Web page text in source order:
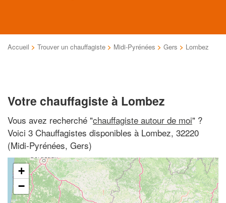
Accueil > Trouver un chauffagiste > Midi-Pyrénées > Gers > Lombez
Votre chauffagiste à Lombez
Vous avez recherché "chauffagiste autour de moi" ?
Voici 3 Chauffagistes disponibles à Lombez, 32220
(Midi-Pyrénées, Gers)
+
−